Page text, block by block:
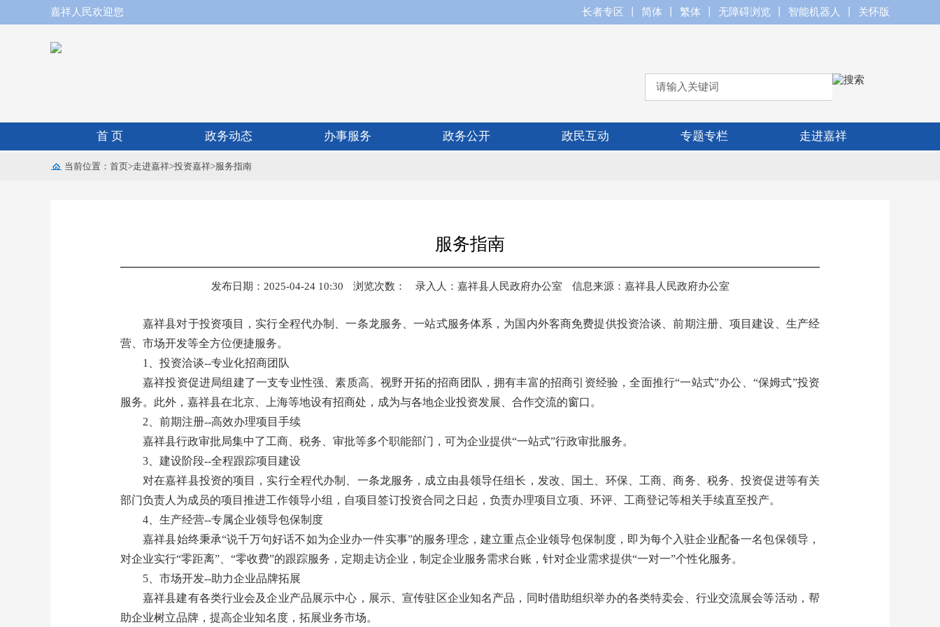
嘉祥人民欢迎您 长者专区 简体 繁体 无障碍浏览 智能机器人 关怀版
首 页 政务动态 办事服务 政务公开 政民互动 专题专栏 走进嘉祥
当前位置： 首页>走进嘉祥>投资嘉祥>服务指南
服务指南
发布日期：2025-04-24 10:30 浏览次数： 录入人： 嘉祥县人民政府办公室 信息来源： 嘉祥县人民政府办公室
嘉祥县对于投资项目，实行全程代办制、一条龙服务、一站式服务体系，为国内外客商免费提供投资洽谈、前期注册、项目建设、生产经
营、市场开发等全方位便捷服务。
1、投资洽谈--专业化招商团队
嘉祥投资促进局组建了一支专业性强、素质高、视野开拓的招商团队，拥有丰富的招商引资经验，全面推行“一站式”办公、“保姆式”投资
服务。此外，嘉祥县在北京、上海等地设有招商处，成为与各地企业投资发展、合作交流的窗口。
2、前期注册--高效办理项目手续
嘉祥县行政审批局集中了工商、税务、审批等多个职能部门，可为企业提供“一站式”行政审批服务。
3、建设阶段--全程跟踪项目建设
对在嘉祥县投资的项目，实行全程代办制、一条龙服务，成立由县领导任组长，发改、国土、环保、工商、商务、税务、投资促进等有关
部门负责人为成员的项目推进工作领导小组，自项目签订投资合同之日起，负责办理项目立项、环评、工商登记等相关手续直至投产。
4、生产经营--专属企业领导包保制度
嘉祥县始终秉承“说千万句好话不如为企业办一件实事”的服务理念，建立重点企业领导包保制度，即为每个入驻企业配备一名包保领导，
对企业实行“零距离”、“零收费”的跟踪服务，定期走访企业，制定企业服务需求台账，针对企业需求提供“一对一”个性化服务。
5、市场开发--助力企业品牌拓展
嘉祥县建有各类行业会及企业产品展示中心，展示、宣传驻区企业知名产品，同时借助组织举办的各类特卖会、行业交流展会等活动，帮
助企业树立品牌，提高企业知名度，拓展业务市场。